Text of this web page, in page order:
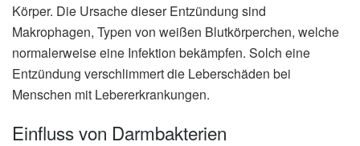
Körper. Die Ursache dieser Entzündung sind
Makrophagen, Typen von weißen Blutkörperchen, welche
normalerweise eine Infektion bekämpfen. Solch eine
Entzündung verschlimmert die Leberschäden bei
Menschen mit Lebererkrankungen.
Einfluss von Darmbakterien